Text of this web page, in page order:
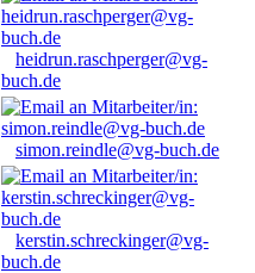
heidrun.raschperger@vg-
buch.de
simon.reindle@vg-buch.de
kerstin.schreckinger@vg-
buch.de